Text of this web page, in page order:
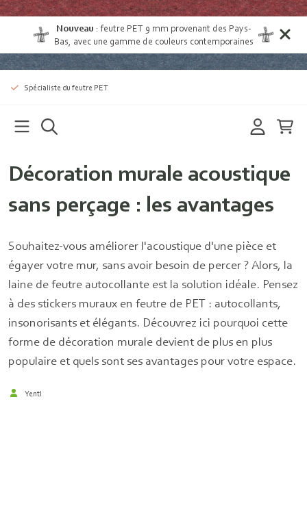
Nouveau :feutre PET 9 mm provenant des Pays-
Bas , avec une gamme de couleurs contemporaines
Spécialiste du feutre PET
Décoration murale acoustique
sans perçage : les avantages
Souhaitez-vous améliorer l'acoustique d'une pièce et
égayer votre mur, sans avoir besoin de percer ? Alors, la
laine de feutre autocollante est la solution idéale. Pensez
à des stickers muraux en feutre de PET : autocollants,
insonorisants et élégants. Découvrez ici pourquoi cette
forme de décoration murale devient de plus en plus
populaire et quels sont ses avantages pour votre espace.
Yentl